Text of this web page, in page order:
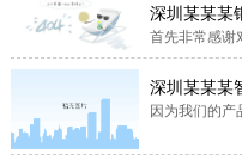
很顺畅，……
较浪费时间而
线，根据产品
了人工搬运产
提升了15……
深圳某某某
首先非常感谢
管理。我们以
丑，现场布线
大的提高，工
有什么问题跟
深圳某某某
因为我们的产
是新搬的厂房